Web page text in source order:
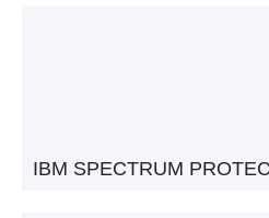
IBM SPECTRUM